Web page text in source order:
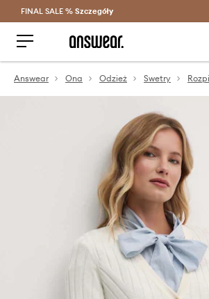
Oszczędzaj z Answear Club >
FINAL SALE % Szczegóły
Answear Ona Odzież Swetry